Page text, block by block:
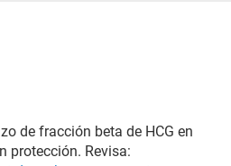
de fracción beta de HCG en
protección. Revisa: